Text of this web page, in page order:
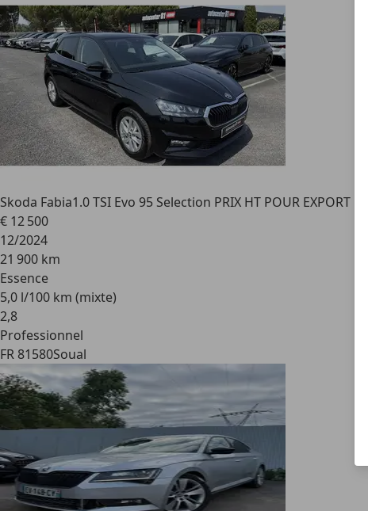
Skoda Fabia1.0 TSI Evo 95 Selection PRIX HT POUR EXPORT DZ
€ 12 500
12/2024
21 900 km
Essence
5,0 l/100 km (mixte)
2,8
Professionnel
FR 81580Soual